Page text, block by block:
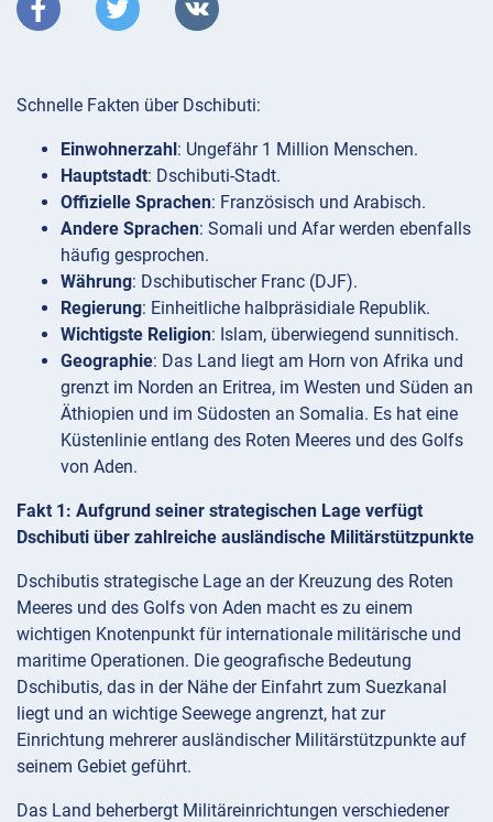
Schnelle Fakten über Dschibuti:
Einwohnerzahl: Ungefähr 1 Million Menschen.
Hauptstadt: Dschibuti-Stadt.
Offizielle Sprachen: Französisch und Arabisch.
Andere Sprachen: Somali und Afar werden ebenfalls
häufig gesprochen.
Währung: Dschibutischer Franc (DJF).
Regierung: Einheitliche halbpräsidiale Republik.
Wichtigste Religion: Islam, überwiegend sunnitisch.
Geographie: Das Land liegt am Horn von Afrika und
grenzt im Norden an Eritrea, im Westen und Süden an
Äthiopien und im Südosten an Somalia. Es hat eine
Küstenlinie entlang des Roten Meeres und des Golfs
von Aden.
Fakt 1: Aufgrund seiner strategischen Lage verfügt
Dschibuti über zahlreiche ausländische Militärstützpunkte
Dschibutis strategische Lage an der Kreuzung des Roten
Meeres und des Golfs von Aden macht es zu einem
wichtigen Knotenpunkt für internationale militärische und
maritime Operationen. Die geografische Bedeutung
Dschibutis, das in der Nähe der Einfahrt zum Suezkanal
liegt und an wichtige Seewege angrenzt, hat zur
Einrichtung mehrerer ausländischer Militärstützpunkte auf
seinem Gebiet geführt.
Das Land beherbergt Militäreinrichtungen verschiedener